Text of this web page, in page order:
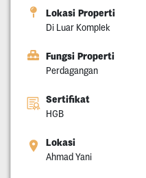
Lokasi Properti
Di Luar Komplek
Fungsi Properti
Perdagangan
Sertifikat
HGB
Lokasi
Ahmad Yani